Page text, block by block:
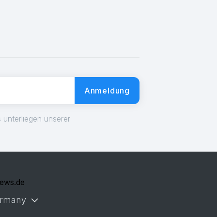
Anmeldung
unserer